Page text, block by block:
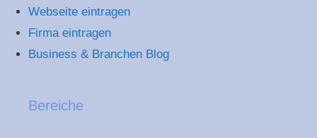
Webseite eintragen
Firma eintragen
Business & Branchen Blog
Bereiche